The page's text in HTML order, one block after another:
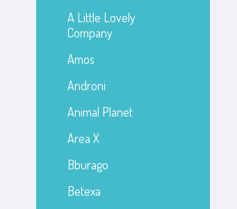
A Little Lovely
Company
Amos
Androni
Animal Planet
Area X
Bburago
Betexa